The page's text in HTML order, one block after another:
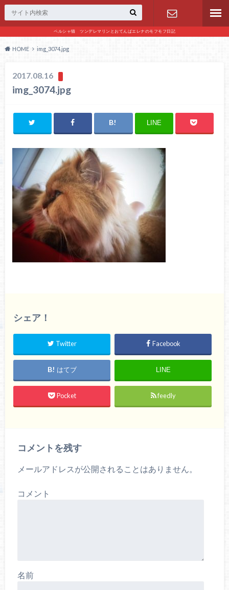
ペルシャ猫 ツンデレマリンとおてんばエレナのモフモフ日記
お問い合わ
HOME img_3074.jpg
2017.08.16
img_3074.jpg
LINE
シェア！
Twitter Facebook
はてブ LINE
Pocket feedly
コメントを残す
メールアドレスが公開されることはありません。
コメント
名前